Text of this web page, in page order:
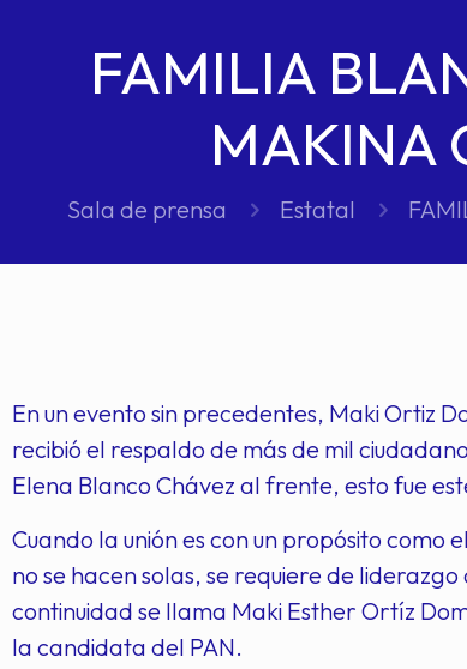
FAMILIA
MAKINA
Sala de prensa Estatal
En un evento sin precedentes, Maki Ortiz
recibió el respaldo de más de mil
Elena Blanco Chávez al frente, esto fue
Cuando la unión es con un propósito
no se hacen solas, se requiere de
continuidad se llama Maki Esther Ortíz
la candidata del PAN.